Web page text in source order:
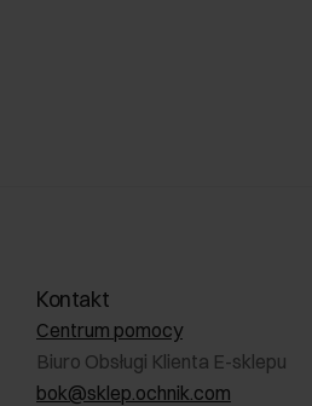
Kontakt
Centrum pomocy
Biuro Obsługi Klienta E-sklepu
bok@sklep.ochnik.com